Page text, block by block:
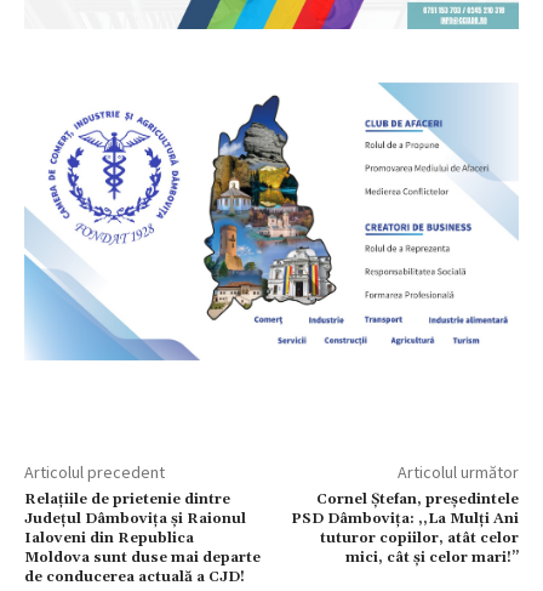
Articolul precedent
Relațiile de prietenie dintre
Județul Dâmbovița și Raionul
Ialoveni din Republica
Moldova sunt duse mai departe
de conducerea actuală a CJD!
Articolul următor
Cornel Ștefan, președintele
PSD Dâmbovița: ,,La Mulți Ani
tuturor copiilor, atât celor
mici, cât și celor mari!’’